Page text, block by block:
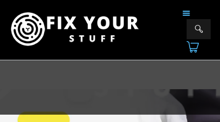
FIX YOUR STUFF
Επισκευές & Πωλήσεις Ηλεκτρονικών Συσκευών &Αξεσουάρ
ΥΠΗΡΕΣΙΕΣ